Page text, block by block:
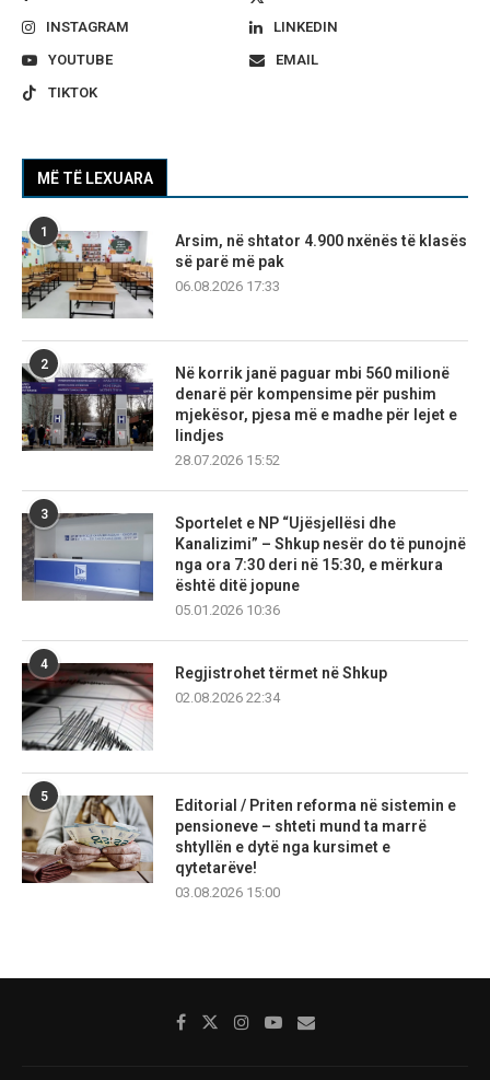
INSTAGRAM
LINKEDIN
YOUTUBE
EMAIL
TIKTOK
MË TË LEXUARA
1
Arsim, në shtator 4.900 nxënës të klasës
së parë më pak
06.08.2026 17:33
2
Në korrik janë paguar mbi 560 milionë
denarë për kompensime për pushim
mjekësor, pjesa më e madhe për lejet e
lindjes
28.07.2026 15:52
3
Sportelet e NP “Ujësjellësi dhe
Kanalizimi” – Shkup nesër do të punojnë
nga ora 7:30 deri në 15:30, e mërkura
është ditë jopune
05.01.2026 10:36
4
Regjistrohet tërmet në Shkup
02.08.2026 22:34
5
Editorial / Priten reforma në sistemin e
pensioneve – shteti mund ta marrë
shtyllën e dytë nga kursimet e
qytetarëve!
03.08.2026 15:00